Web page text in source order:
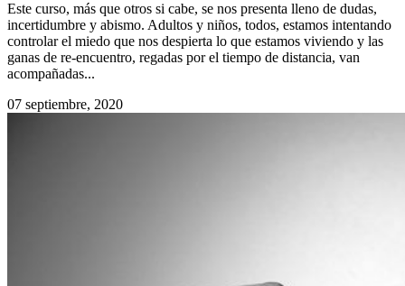
Este curso, más que otros si cabe, se nos presenta lleno de dudas,
incertidumbre y abismo. Adultos y niños, todos, estamos intentando
controlar el miedo que nos despierta lo que estamos viviendo y las
ganas de re-encuentro, regadas por el tiempo de distancia, van
acompañadas...
07 septiembre, 2020